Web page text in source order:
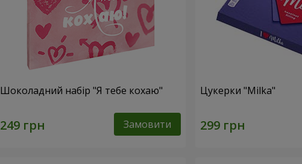
Шоколадний набір "Я тебе кохаю"
Замовити
Цукерки "Milka"